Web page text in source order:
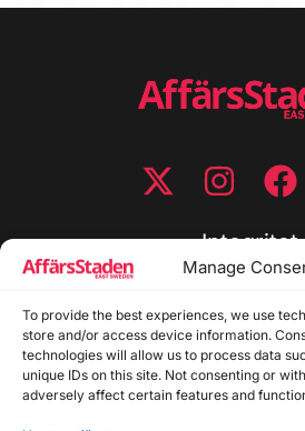
Manage
To provide the best experiences, we use
store and/or access device information.
technologies will allow us to process data
unique IDs on this site. Not consenting or
adversely affect certain features and
Integritet
Cookiepolicy
Disclaimer
Redaktionell